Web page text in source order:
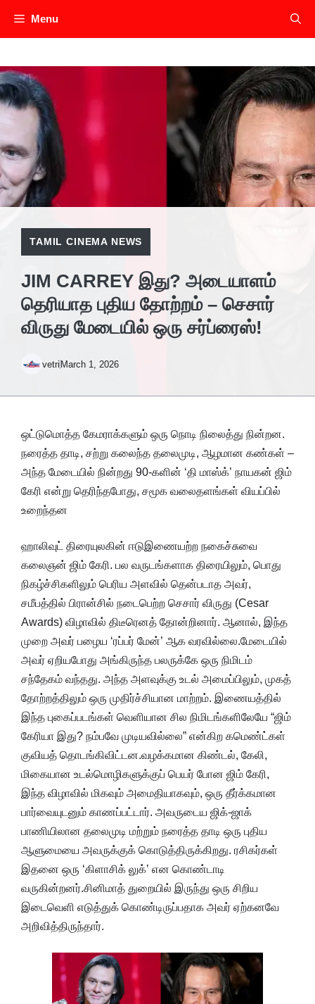
Menu
TAMIL CINEMA NEWS
JIM CARREY இது? அடையாளம்
தெரியாத புதிய தோற்றம் – செசார்
விருது மேடையில் ஒரு சர்ப்ரைஸ்!
vetri March 1, 2026
ஒட்டுமொத்த கேமராக்களும் ஒரு நொடி நிலைத்து நின்றன.
நரைத்த தாடி, சற்று கலைந்த தலைமுடி, ஆழமான கண்கள் –
அந்த மேடையில் நின்றது 90-களின் ‘தி மாஸ்க்’ நாயகன் ஜிம்
கேரி என்று தெரிந்தபோது, சமூக வலைதளங்கள் வியப்பில்
உறைந்தன
ஹாலிவுட் திரையுலகின் ஈடுஇணையற்ற நகைச்சுவை
கலைஞன் ஜிம் கேரி. பல வருடங்களாக திரையிலும், பொது
நிகழ்ச்சிகளிலும் பெரிய அளவில் தென்படாத அவர்,
சமீபத்தில் பிரான்சில் நடைபெற்ற செசார் விருது (Cesar
Awards) விழாவில் திடீரெனத் தோன்றினார். ஆனால், இந்த
முறை அவர் பழைய ‘ரப்பர் மேன்’ ஆக வரவில்லை.மேடையில்
அவர் ஏறியபோது அங்கிருந்த பலருக்கே ஒரு நிமிடம்
சந்தேகம் வந்தது. அந்த அளவுக்கு உடல் அமைப்பிலும், முகத்
தோற்றத்திலும் ஒரு முதிர்ச்சியான மாற்றம். இணையத்தில்
இந்த புகைப்படங்கள் வெளியான சில நிமிடங்களிலேயே “ஜிம்
கேரியா இது? நம்பவே முடியவில்லை” என்கிற கமெண்ட்கள்
குவியத் தொடங்கிவிட்டன.வழக்கமான கிண்டல், கேலி,
மிகையான உடல்மொழிகளுக்குப் பெயர் போன ஜிம் கேரி,
இந்த விழாவில் மிகவும் அமைதியாகவும், ஒரு தீர்க்கமான
பார்வையுடனும் காணப்பட்டார். அவருடைய ஜிக்-ஜாக்
பாணியிலான தலைமுடி மற்றும் நரைத்த தாடி ஒரு புதிய
ஆளுமையை அவருக்குக் கொடுத்திருக்கிறது. ரசிகர்கள்
இதனை ஒரு ‘கிளாசிக் லுக்’ என கொண்டாடி
வருகின்றனர்.சினிமாத் துறையில் இருந்து ஒரு சிறிய
இடைவெளி எடுத்துக் கொண்டிருப்பதாக அவர் ஏற்கனவே
அறிவித்திருந்தார்.